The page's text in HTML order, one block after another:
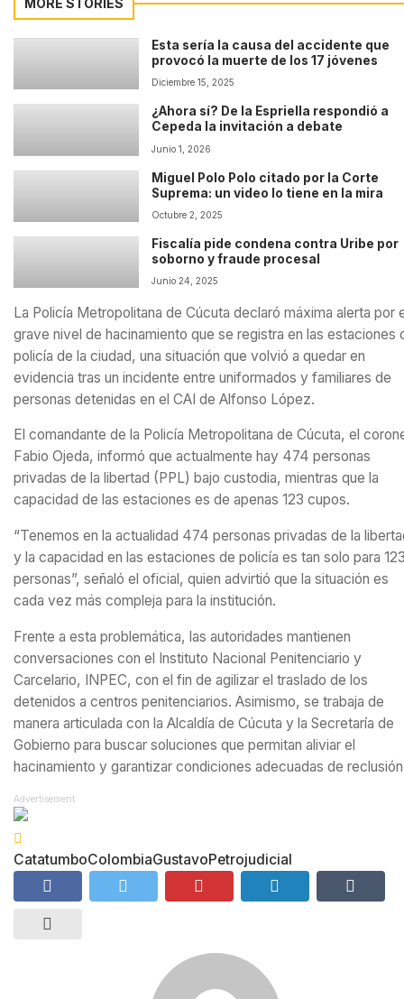
Esta sería la causa del accidente que
provocó la muerte de los 17 jóvenes
Diciembre 15, 2025
¿Ahora sí? De la Espriella respondió a
Cepeda la invitación a debate
Junio 1, 2026
Miguel Polo Polo citado por la Corte
Suprema: un video lo tiene en la mira
Octubre 2, 2025
Fiscalía pide condena contra Uribe por
soborno y fraude procesal
Junio 24, 2025
La Policía Metropolitana de Cúcuta declaró máxima alerta por
grave nivel de hacinamiento que se registra en las estaciones
policía de la ciudad, una situación que volvió a quedar en
evidencia tras un incidente entre uniformados y familiares de
personas detenidas en el CAI de Alfonso López.
El comandante de la Policía Metropolitana de Cúcuta, el
Fabio Ojeda, informó que actualmente hay 474 personas
privadas de la libertad (PPL) bajo custodia, mientras que la
capacidad de las estaciones es de apenas 123 cupos.
“Tenemos en la actualidad 474 personas privadas de la
y la capacidad en las estaciones de policía es tan solo para
personas”, señaló el oficial, quien advirtió que la situación es
cada vez más compleja para la institución.
Frente a esta problemática, las autoridades mantienen
conversaciones con el Instituto Nacional Penitenciario y
Carcelario, INPEC, con el fin de agilizar el traslado de los
detenidos a centros penitenciarios. Asimismo, se trabaja de
manera articulada con la Alcaldía de Cúcuta y la Secretaría de
Gobierno para buscar soluciones que permitan aliviar el
hacinamiento y garantizar condiciones adecuadas de
Advertisement
CatatumboColombiaGustavoPetrojudicial